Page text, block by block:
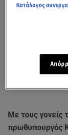
Με τους γονείς
πρωθυπουργός
Κατάλογος